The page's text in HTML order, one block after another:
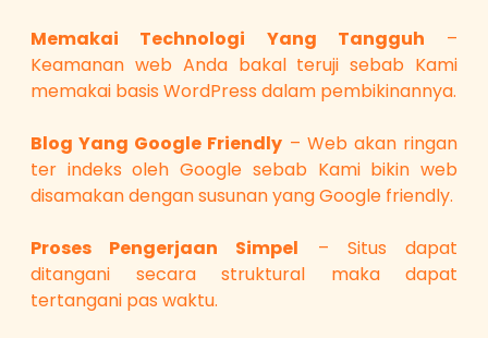
Memakai Technologi Yang Tangguh –
Keamanan web Anda bakal teruji sebab Kami
memakai basis WordPress dalam pembikinannya.
Blog Yang Google Friendly – Web akan ringan
ter indeks oleh Google sebab Kami bikin web
disamakan dengan susunan yang Google friendly.
Proses Pengerjaan Simpel – Situs dapat
ditangani secara struktural maka dapat
tertangani pas waktu.